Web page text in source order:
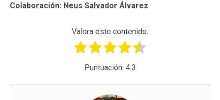
Colaboración: Neus Salvador Álvarez
Valora este contenido.
Puntuación: 4.3